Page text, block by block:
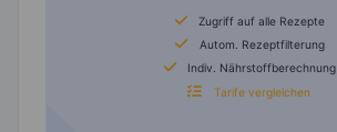
Zugriff auf alle Rezepte
Autom. Rezeptfilterung
Indiv. Nährstoffberechnung
Tarife vergleichen